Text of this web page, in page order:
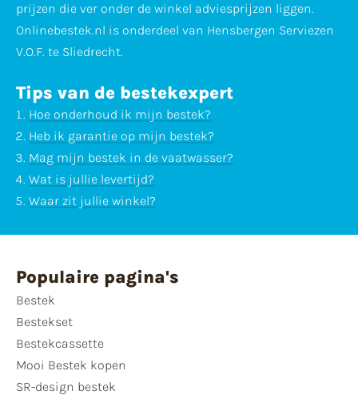
prijzen die ver onder de winkel adviesprijzen liggen.
Onlinebestek.nl is onderdeel van Hensbergen Serviezen
V.O.F. te Sliedrecht.
Tips van de bestekexpert
Hoe onderhoud ik mijn bestek?
Heb ik garantie op mijn bestek?
Mag mijn bestek in de vaatwasser?
Wat is jullie levertijd?
Waar zit jullie winkel?
Populaire pagina's
Bestek
Bestekset
Bestekcassette
Mooi Bestek kopen
SR-design bestek